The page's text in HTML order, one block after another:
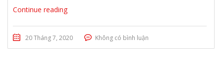
Continue reading
20 Tháng 7, 2020 Không có bình luận